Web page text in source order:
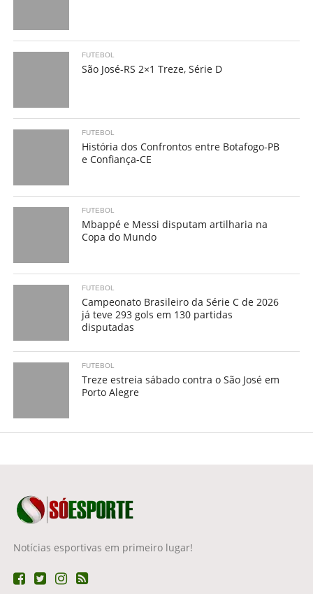
FUTEBOL
São José-RS 2×1 Treze, Série D
FUTEBOL
História dos Confrontos entre Botafogo-PB
e Confiança-CE
FUTEBOL
Mbappé e Messi disputam artilharia na
Copa do Mundo
FUTEBOL
Campeonato Brasileiro da Série C de 2026
já teve 293 gols em 130 partidas
disputadas
FUTEBOL
Treze estreia sábado contra o São José em
Porto Alegre
Notícias esportivas em primeiro lugar!